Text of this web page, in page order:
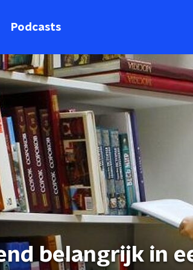
Podcasts
belangrijk in